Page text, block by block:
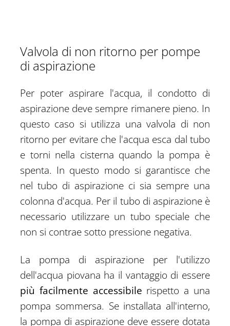
Valvola di non ritorno per pompe
di aspirazione
Per poter aspirare l'acqua, il condotto di
aspirazione deve sempre rimanere pieno. In
questo caso si utilizza una valvola di non
ritorno per evitare che l'acqua esca dal tubo
e torni nella cisterna quando la pompa è
spenta. In questo modo si garantisce che
nel tubo di aspirazione ci sia sempre una
colonna d'acqua. Per il tubo di aspirazione è
necessario utilizzare un tubo speciale che
non si contrae sotto pressione negativa.
La pompa di aspirazione per l'utilizzo
dell'acqua piovana ha il vantaggio di essere
più facilmente accessibile rispetto a una
pompa sommersa. Se installata all'interno,
la pompa di aspirazione deve essere dotata